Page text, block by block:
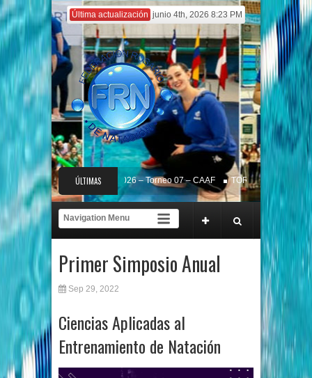
Última actualización junio 4th, 2026 8:23 PM
ÚLTIMAS
NOTICIAS
CIRCUITO de CLUBES 2026 – Torneo 07 – CAAF TORNEO FRN 2026 –
Ranking FRN 2026 1° ENCUENTRO MASTER NATACION VERANO 2026 –
Primer Simposio Anual
Sep 29, 2022
Ciencias Aplicadas al
Entrenamiento de Natación